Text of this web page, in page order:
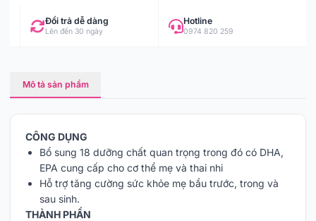
Đổi trả dễ dàng
Lên đến 30 ngày
Hotline
0974 820 259
Mô tả sản phẩm
CÔNG DỤNG
Bổ sung 18 dưỡng chất quan trọng trong đó có DHA,
EPA cung cấp cho cơ thể mẹ và thai nhi
Hỗ trợ tăng cường sức khỏe mẹ bầu trước, trong và
sau sinh.
THÀNH PHẦN